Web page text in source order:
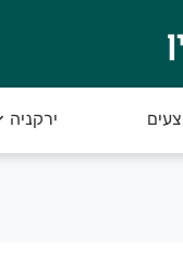
שתוכלו להנות
ירקניה